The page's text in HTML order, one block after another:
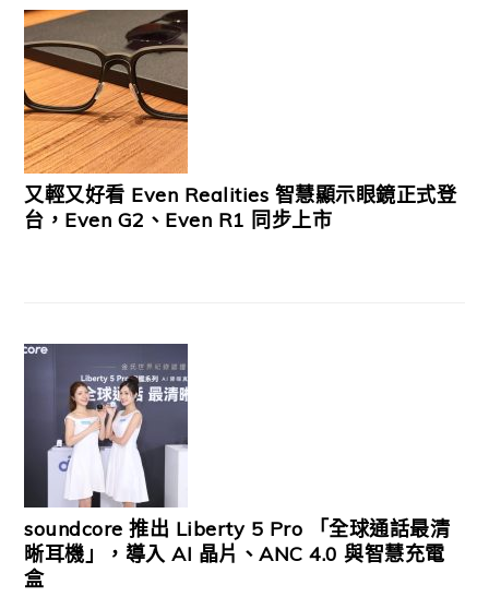
又輕又好看 Even Realities 智慧顯示眼鏡正式登
台，Even G2、Even R1 同步上市
soundcore 推出 Liberty 5 Pro 「全球通話最清
晰耳機」，導入 AI 晶片、ANC 4.0 與智慧充電
盒